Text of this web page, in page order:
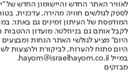
לאוויר האתר החדש והיישומון החדש של
לספק לגולשים חוויה מהירה, עדכנית,
המודפסת של העיתון זמינים גם באתר,
לקבל אותם גם בניוזלטר. מועדון ההטבות
היום" מציע לגולשי האתר הנחות
היום פתוח להערות, לביקורת ולהצעות
במייל hayom@israelhayom.co.il.
מבזקים